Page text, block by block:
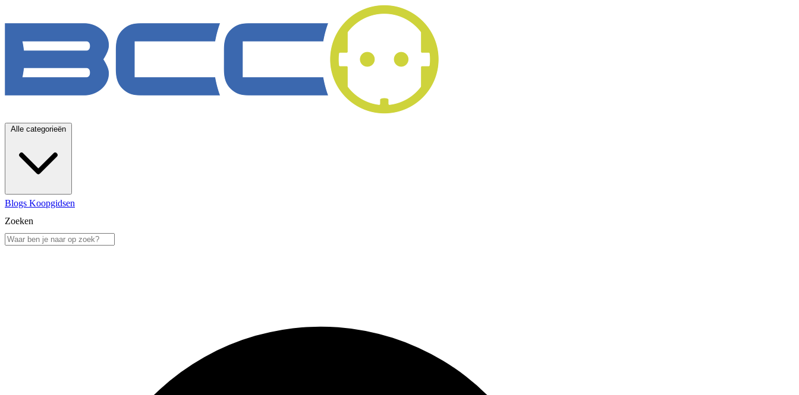
Alle categorieën
Blogs Koopgidsen
Zoeken